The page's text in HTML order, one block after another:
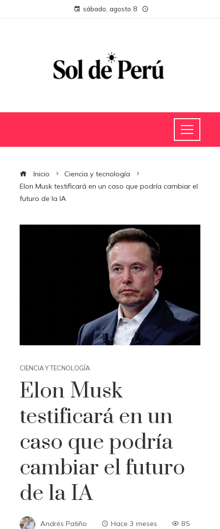
sábado, agosto 8
Inicio
Ciencia y tecnología
Elon Musk testificará en un caso que podría cambiar el
futuro de la IA
CIENCIA Y TECNOLOGÍA
Elon Musk
testificará en un
caso que podría
cambiar el futuro
de la IA
Andrés Patiño Hace 3 meses 85